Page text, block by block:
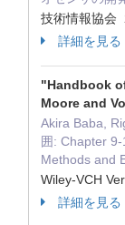
技術情報協会
詳細を見る
"Handbook
Moore and
Akira Baba,
囲: Chapter
Methods and
Wiley-VCH
詳細を見る